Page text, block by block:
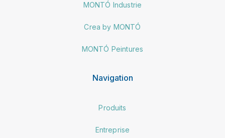
MONTÓ Industrie
Crea by MONTÓ
MONTÓ Peintures
Navigation
Produits
Entreprise